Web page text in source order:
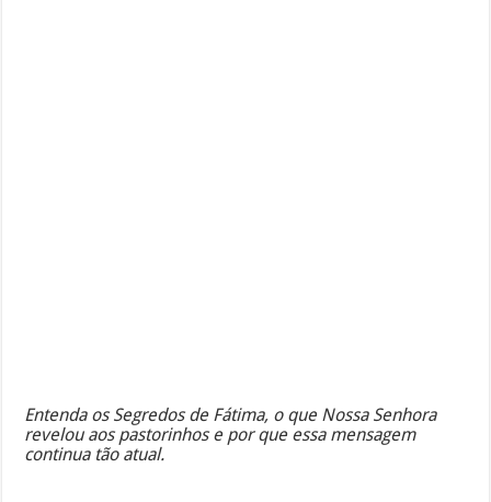
Entenda os Segredos de Fátima, o que Nossa Senhora
revelou aos pastorinhos e por que essa mensagem
continua tão atual.